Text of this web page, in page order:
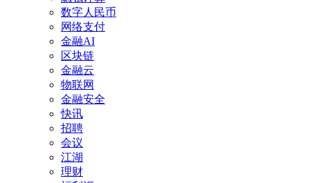
数字人民币
网络支付
金融AI
区块链
金融云
物联网
金融安全
快讯
招聘
会议
江湖
理财